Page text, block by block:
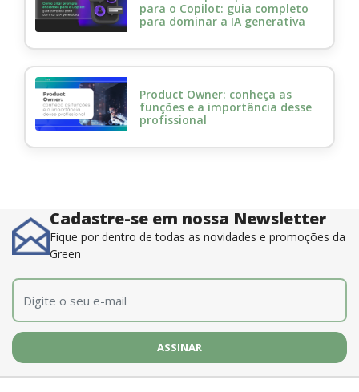
para o Copilot: guia completo
para dominar a IA generativa
Product Owner: conheça as
funções e a importância desse
profissional
Cadastre-se em nossa Newsletter
Fique por dentro de todas as novidades e promoções da
Green
E-mail